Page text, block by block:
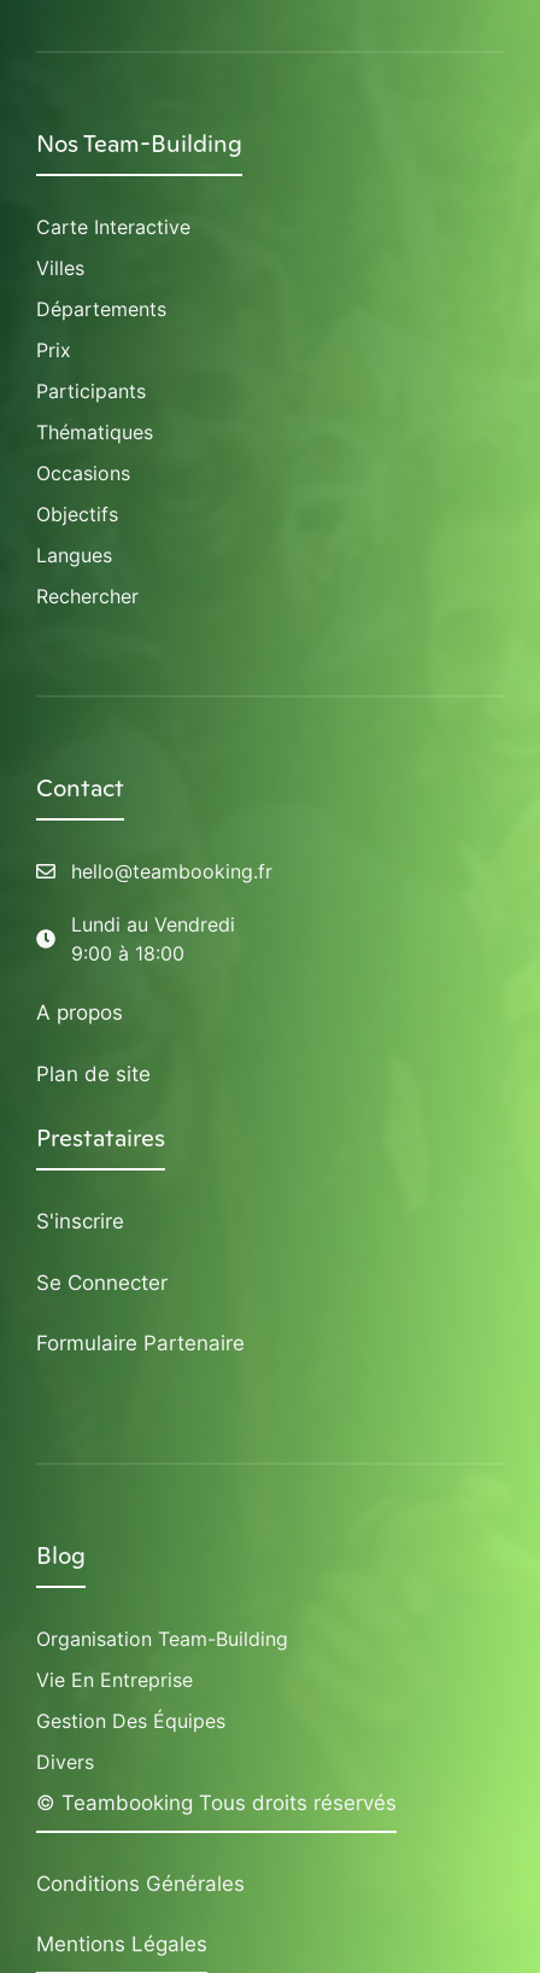
Nos Team-Building
Carte Interactive
Villes
Départements
Prix
Participants
Thématiques
Occasions
Objectifs
Langues
Rechercher
Contact
hello@teambooking.fr
Lundi au Vendredi
9:00 à 18:00
A propos
Plan de site
Prestataires
S'inscrire
Se Connecter
Formulaire Partenaire
Blog
Organisation Team-Building
Vie En Entreprise
Gestion Des Équipes
Divers
© Teambooking Tous droits réservés
Conditions Générales
Mentions Légales